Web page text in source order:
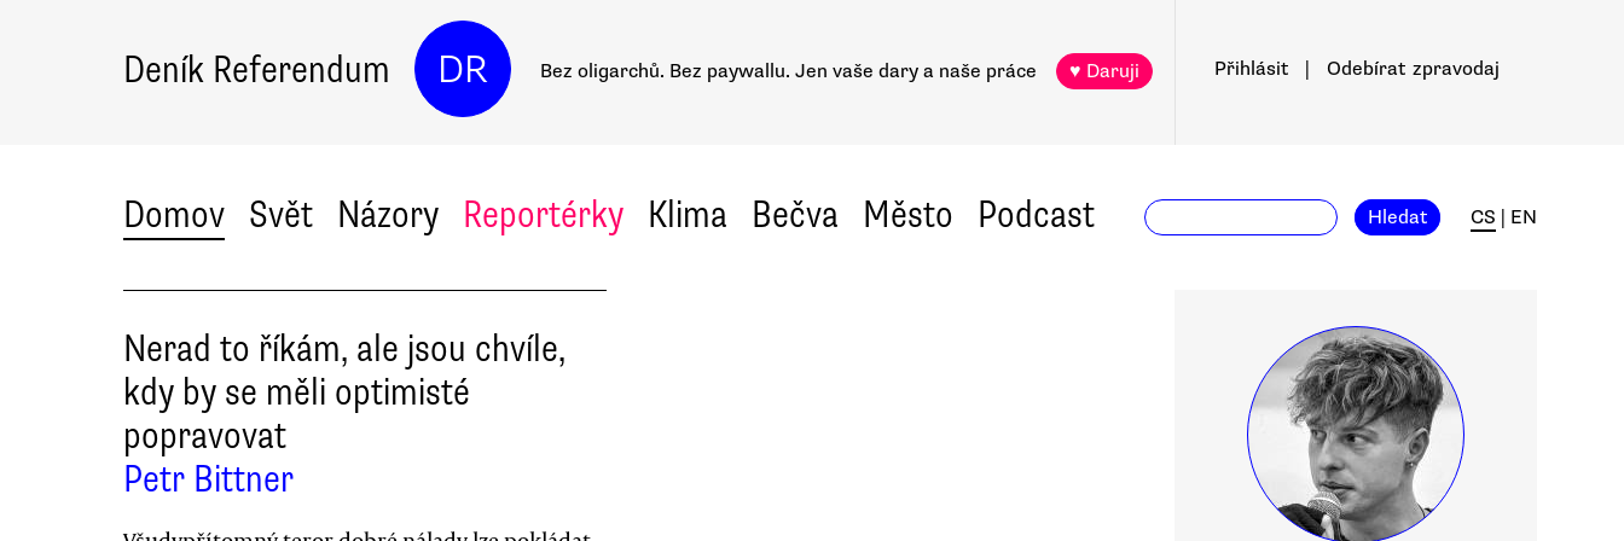
Deník Referendum DR Bez oligarchů. Bez paywallu. Jen vaše dary a naše práce ♥ Daruji Přihlásit Odebírat zpravodaj
Domov Svět Názory Reportérky Klima Bečva Město Podcast Hledat CS EN
Nerad to říkám, ale jsou chvíle,
kdy by se měli optimisté
popravovat
Petr Bittner